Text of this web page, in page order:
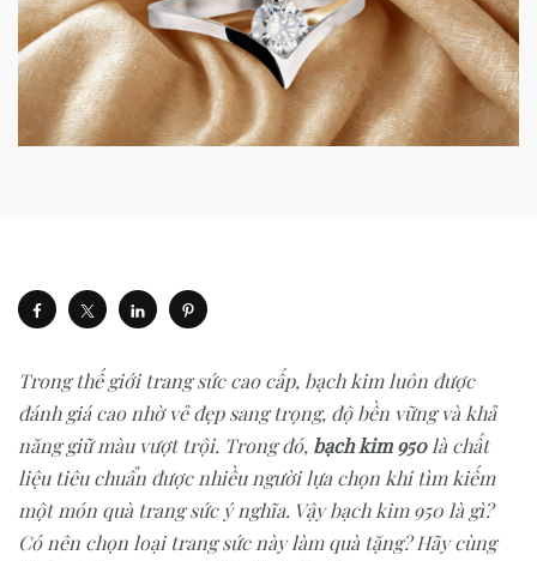
Trong thế giới trang sức cao cấp, bạch kim luôn được
đánh giá cao nhờ vẻ đẹp sang trọng, độ bền vững và khả
năng giữ màu vượt trội. Trong đó, bạch kim 950là chất
liệu tiêu chuẩn được nhiều người lựa chọn khi tìm kiếm
một món quà trang sức ý nghĩa. Vậy bạch kim 950 là gì?
Có nên chọn loại trang sức này làm quà tặng? Hãy cùng